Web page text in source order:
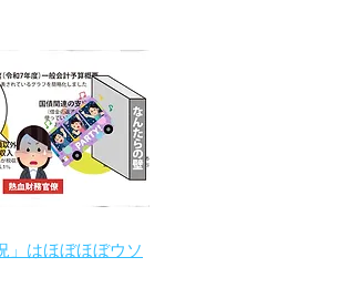
」はほぼほぼウソ